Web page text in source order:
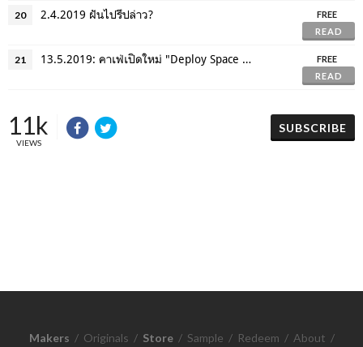
20 2.4.2019 ฝันไปรึปล่าว?
FREE
READ
21 13.5.2019: คาเฟ่เปิดใหม่ "Deploy Space Cafe"
FREE
READ
11k
VIEWS
SUBSCRIBE
Makers / Originals / Store / Sample / Redeem / About /